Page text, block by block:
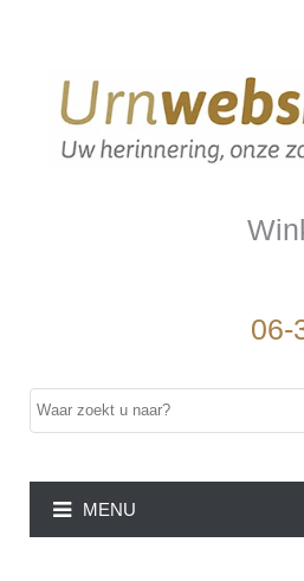
06-
MENU